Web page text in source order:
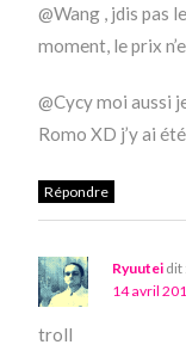
@Wang , jdis pas
moment, le prix
@Cycy moi aussi
Romo XD j’y ai
Répondre
Ryuutei dit :
14 avril
troll